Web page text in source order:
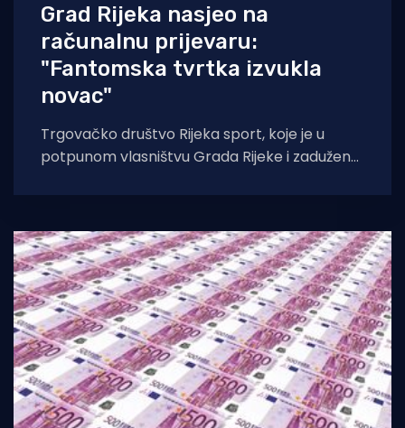
Grad Rijeka nasjeo na
računalnu prijevaru:
"Fantomska tvrtka izvukla
novac"
Trgovačko društvo Rijeka sport, koje je u
potpunom vlasništvu Grada Rijeke i zaduženo
je